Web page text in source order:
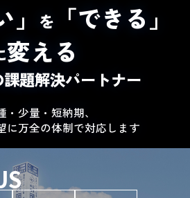
を 「できる」
変える
題解決パートナー
・少量・短納期、
に万全の体制で対応します